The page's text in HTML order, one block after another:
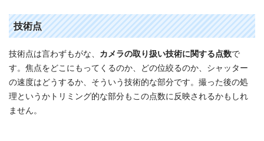
技術点
技術点は言わずもがな、 カメラの取り扱い技術に関する点数で
す。焦点をどこにもってくるのか、どの位絞るのか、シャッター
の速度はどうするか、そういう技術的な部分です。撮った後の処
理というかトリミング的な部分もこの点数に反映されるかもしれ
ません。